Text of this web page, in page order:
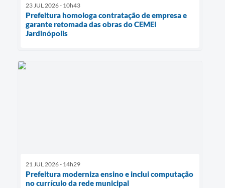
23 JUL 2026 - 10h43
Prefeitura homologa contratação de empresa e
garante retomada das obras do CEMEI
Jardinópolis
21 JUL 2026 - 14h29
Prefeitura moderniza ensino e inclui computação
no currículo da rede municipal